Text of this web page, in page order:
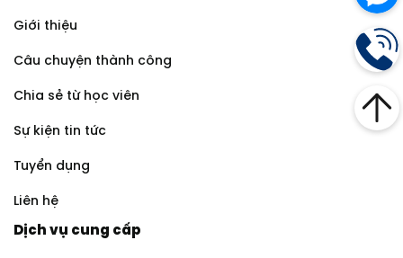
Giới thiệu
Câu chuyện thành công
Chia sẻ từ học viên
Sự kiện tin tức
Tuyển dụng
Liên hệ
Dịch vụ cung cấp